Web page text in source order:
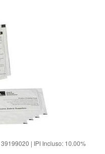
| IPI Incluso: 10.00%